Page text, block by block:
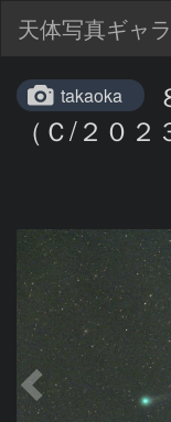
天体写真ギャ
takaoka
（Ｃ/２０２